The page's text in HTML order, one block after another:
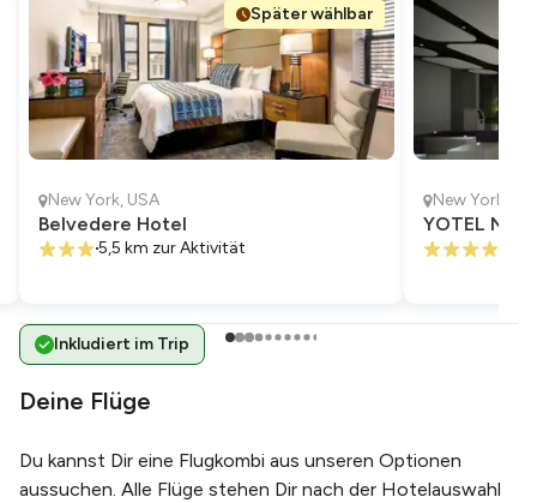
Später wählbar
New York, USA
Belvedere Hotel
5,5 km zur Aktivität
New York
YOTEL
Inkludiert im Trip
Deine Flüge
Du kannst Dir eine Flugkombi aus unseren Optionen
aussuchen. Alle Flüge stehen Dir nach der Hotelauswahl